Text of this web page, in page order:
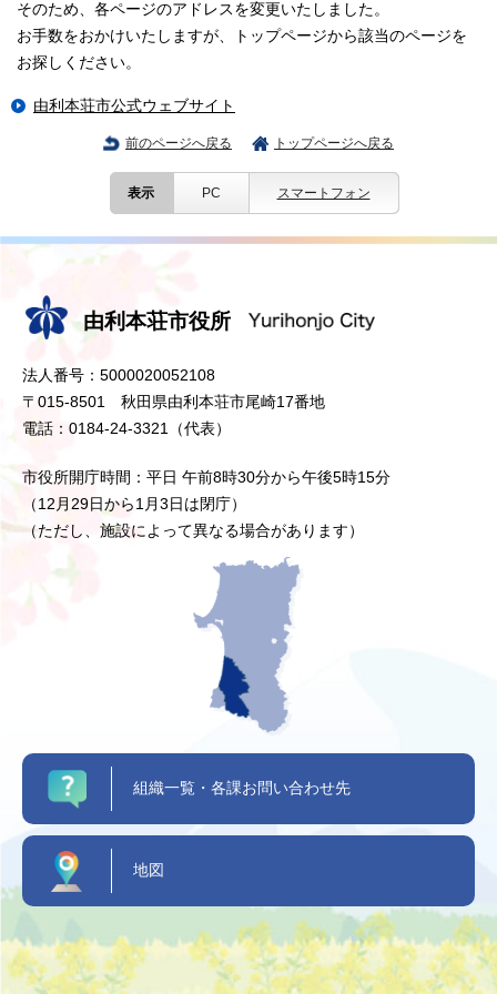
そのため、各ページのアドレスを変更いたしました。
お手数をおかけいたしますが、トップページから該当のページを
お探しください。
由利本荘市公式ウェブサイト
前のページへ戻る トップページへ戻る
表示 PC スマートフォン
由利本荘市役所
法人番号：5000020052108
〒015-8501 秋田県由利本荘市尾崎17番地
電話：0184-24-3321（代表）
市役所開庁時間：平日 午前8時30分から午後5時15分
（12月29日から1月3日は閉庁）
（ただし、施設によって異なる場合があります）
組織一覧・各課お問い合わせ先
地図